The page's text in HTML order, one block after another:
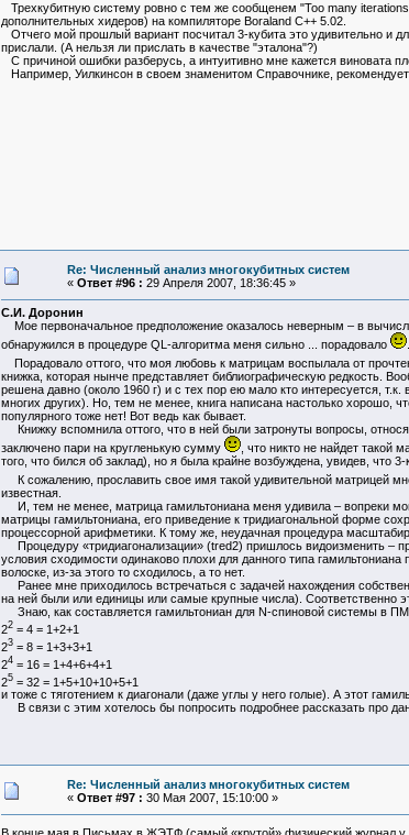
Трехкубитную систему ровно с тем же сообщенем "Too many
дополнительных хидеров) на компиляторе Boraland C++ 5.02.
Отчего мой прошлый вариант посчитал 3-кубита это удивительно и
прислали. (А нельзя ли прислать в качестве "эталона"?)
С причиной ошибки разберусь, а интуитивно мне кажется виновата
Например, Уилкинсон в своем знаменитом Справочнике,
Re: Численный анализ многокубитных систем
« Ответ #96 : 29 Апреля 2007, 18:36:45 »
С.И. Доронин
Мое первоначальное предположение оказалось неверным – в
обнаружился в процедуре QL-алгоритма меня сильно ... порадовало
.
Порадовало оттого, что моя любовь к матрицам воспылала от
книжка, которая нынче представляет библиографическую редкость.
решена давно (около 1960 г) и с тех пор ею мало кто интересуется,
многих других). Но, тем не менее, книга написана настолько хорошо,
популярного тоже нет! Вот ведь как бывает.
Книжку вспомнила оттого, что в ней были затронуты вопросы,
заключено пари на кругленькую сумму
, что никто не найдет такой
того, что бился об заклад), но я была крайне возбуждена, увидев, что
К сожалению, прославить свое имя такой удивительной матрицей
известная.
И, тем не менее, матрица гамильтониана меня удивила – вопреки
матрицы гамильтониана, его приведение к тридиагональной форме
процессорной арифметики. К тому же, неудачная процедура
Процедуру «тридиагонализации» (tred2) пришлось видоизменить –
условия сходимости одинаково плохи для данного типа
волоске, из-за этого то сходилось, а то нет.
Ранее мне приходилось встречаться с задачей нахождения
на ней были или единицы или самые крупные числа). Соответственно
Знаю, как составляется гамильтониан для N-спиновой системы в
22= 4 = 1+2+1
23= 8 = 1+3+3+1
24= 16 = 1+4+6+4+1
25= 32 = 1+5+10+10+5+1
и тоже с тяготением к диагонали (даже углы у него голые). А этот
В связи с этим хотелось бы попросить подробнее рассказать про
Re: Численный анализ многокубитных систем
« Ответ #97 : 30 Мая 2007, 15:10:00 »